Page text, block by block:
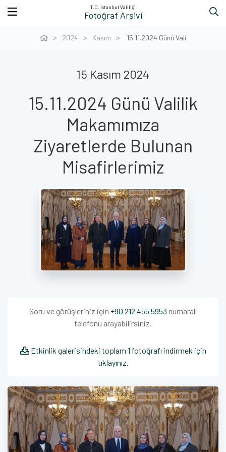
T.C. İstanbul Valiliği
Fotoğraf Arşivi
2024 Kasım 15.11.2024 Günü Vali
15 Kasım 2024
15.11.2024 Günü Valilik
Makamımıza
Ziyaretlerde Bulunan
Misafirlerimiz
Soru ve görüşleriniz için +90 212 455 5953 numaralı
telefonu arayabilirsiniz.
Etkinlik galerisindeki toplam 1 fotoğrafı indirmek için
tıklayınız.